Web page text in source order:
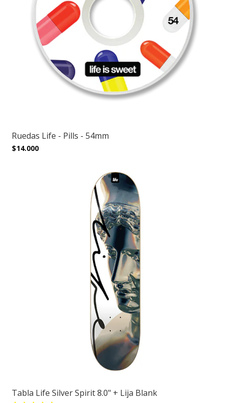
Ruedas Life - Pills - 54mm
$14.000
Tabla Life Silver Spirit 8.0" + Lija Blank